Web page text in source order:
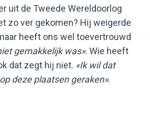
uit de Tweede Wereldoorlog
zo ver gekomen? Hij weigerde
heeft ons wel toevertrouwd
gemakkelijk was». Wie heeft
dat zegt hij niet. «Ik wil dat
deze plaatsen geraken».